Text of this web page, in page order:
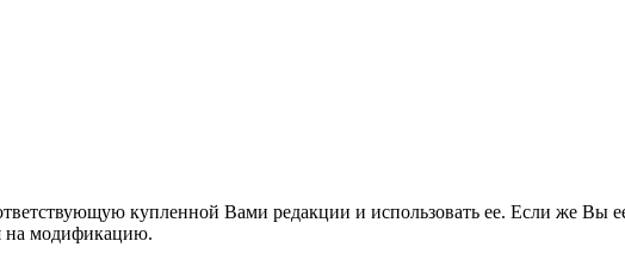
купленной Вами редакции и использовать ее. Если же Вы
на модификацию.